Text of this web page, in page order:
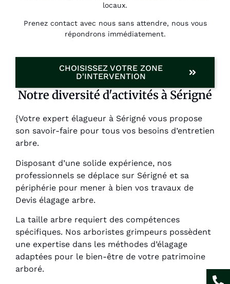
locaux.
Prenez contact avec nous sans attendre, nous vous
répondrons immédiatement.
CHOISISSEZ VOTRE ZONE
D'INTERVENTION
Notre diversité d'activités à Sérigné
{Votre expert élagueur à Sérigné vous propose
son savoir-faire pour tous vos besoins d’entretien
arbre.
Disposant d’une solide expérience, nos
professionnels se déplace sur Sérigné et sa
périphérie pour mener à bien vos travaux de
Devis élagage arbre.
La taille arbre requiert des compétences
spécifiques. Nos arboristes grimpeurs possèdent
une expertise dans les méthodes d’élagage
adaptées pour le bien-être de votre patrimoine
arboré.